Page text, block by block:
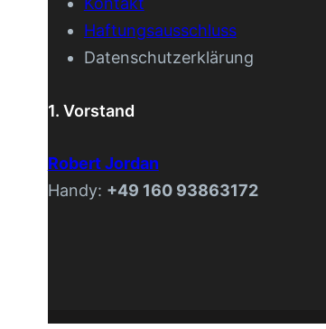
Haftungsausschluss
Datenschutzerklärung
1. Vorstand
Robert Jordan
Handy: +49 160 93863172